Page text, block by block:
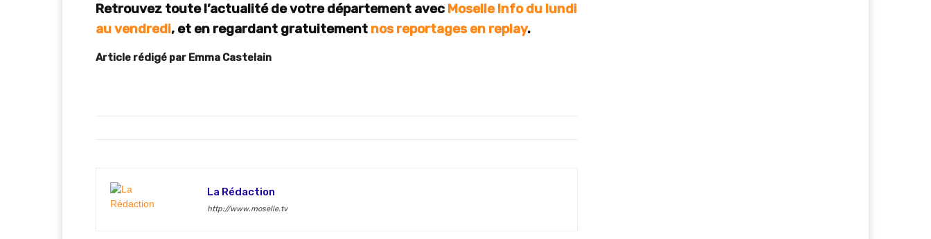
Retrouvez toute l’actualité de votre département avec Moselle Info du lundi
au vendredi, et en regardant gratuitement nos reportages en replay.
Article rédigé par Emma Castelain
La Rédaction
http://www.moselle.tv